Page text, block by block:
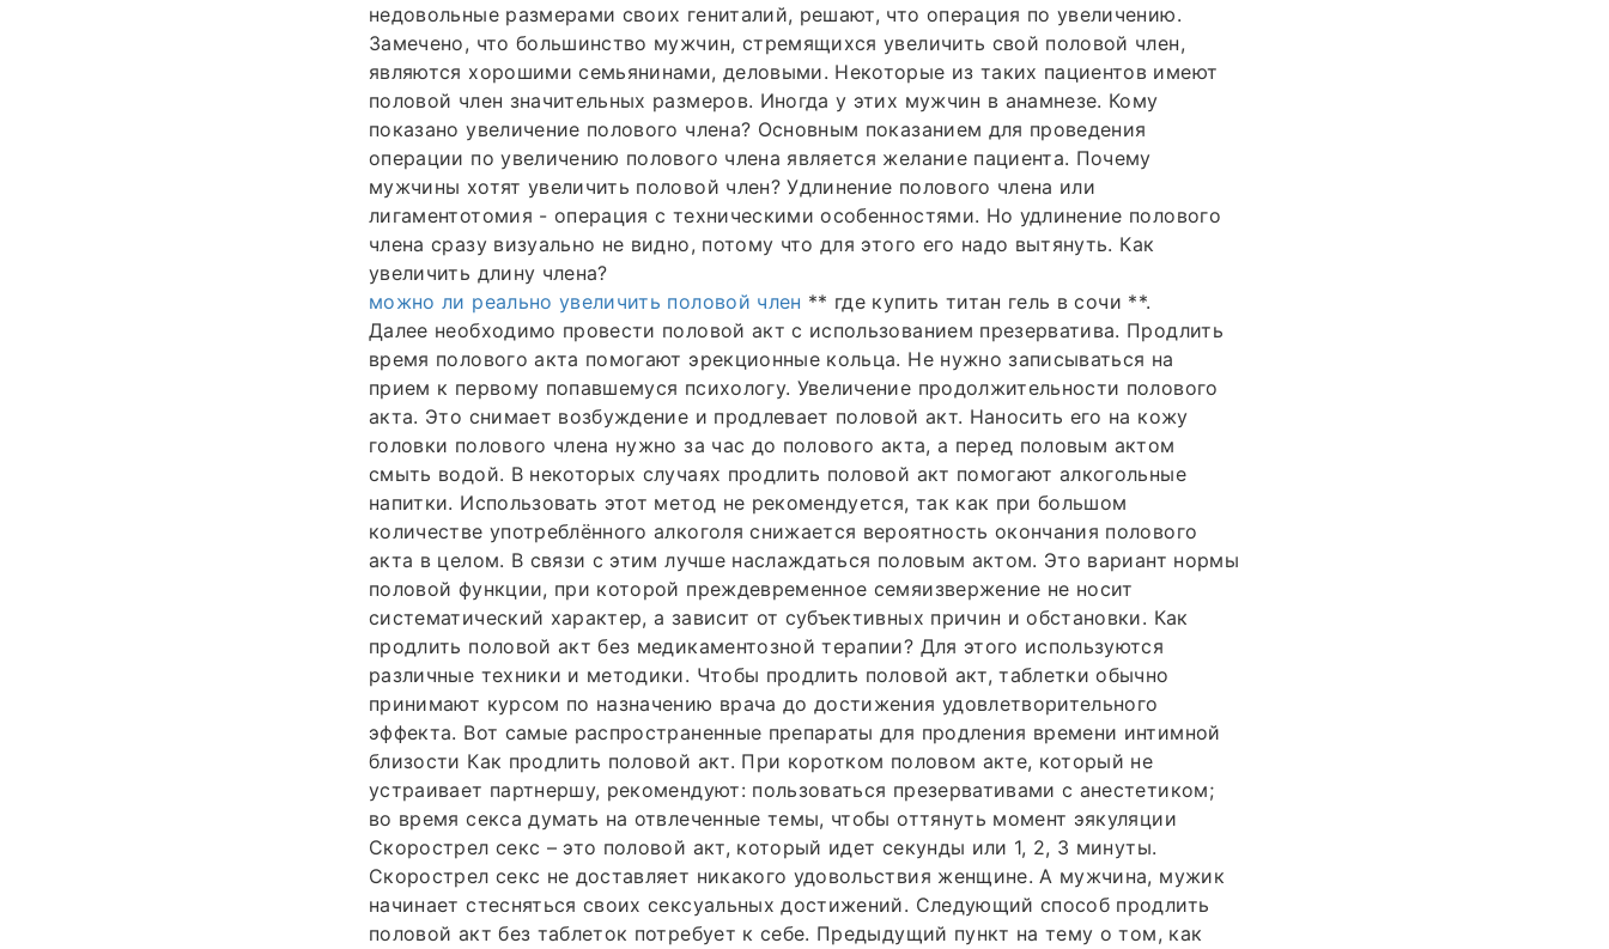
недовольные размерами своих гениталий, решают, что операция по увеличению.
Замечено, что большинство мужчин, стремящихся увеличить свой половой член,
являются хорошими семьянинами, деловыми. Некоторые из таких пациентов имеют
половой член значительных размеров. Иногда у этих мужчин в анамнезе. Кому
показано увеличение полового члена? Основным показанием для проведения
операции по увеличению полового члена является желание пациента. Почему
мужчины хотят увеличить половой член? Удлинение полового члена или
лигаментотомия - операция с техническими особенностями. Но удлинение полового
члена сразу визуально не видно, потому что для этого его надо вытянуть. Как
увеличить длину члена?
можно ли реально увеличить половой член ** где купить титан гель в сочи **.
Далее необходимо провести половой акт с использованием презерватива. Продлить
время полового акта помогают эрекционные кольца. Не нужно записываться на
прием к первому попавшемуся психологу. Увеличение продолжительности полового
акта. Это снимает возбуждение и продлевает половой акт. Наносить его на кожу
головки полового члена нужно за час до полового акта, а перед половым актом
смыть водой. В некоторых случаях продлить половой акт помогают алкогольные
напитки. Использовать этот метод не рекомендуется, так как при большом
количестве употреблённого алкоголя снижается вероятность окончания полового
акта в целом. В связи с этим лучше наслаждаться половым актом. Это вариант нормы
половой функции, при которой преждевременное семяизвержение не носит
систематический характер, а зависит от субъективных причин и обстановки. Как
продлить половой акт без медикаментозной терапии? Для этого используются
различные техники и методики. Чтобы продлить половой акт, таблетки обычно
принимают курсом по назначению врача до достижения удовлетворительного
эффекта. Вот самые распространенные препараты для продления времени интимной
близости Как продлить половой акт. При коротком половом акте, который не
устраивает партнершу, рекомендуют: пользоваться презервативами с анестетиком;
во время секса думать на отвлеченные темы, чтобы оттянуть момент эякуляции
Скорострел секс – это половой акт, который идет секунды или 1, 2, 3 минуты.
Скорострел секс не доставляет никакого удовольствия женщине. А мужчина, мужик
начинает стесняться своих сексуальных достижений. Следующий способ продлить
половой акт без таблеток потребует к себе. Предыдущий пункт на тему о том, как